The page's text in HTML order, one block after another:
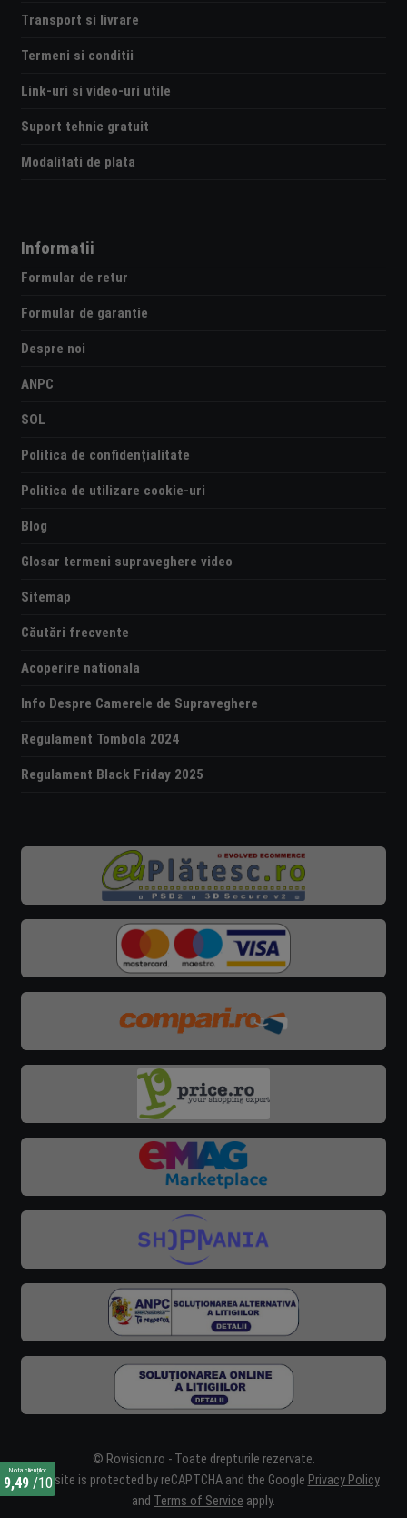
Transport si livrare
Termeni si conditii
Link-uri si video-uri utile
Suport tehnic gratuit
Modalitati de plata
Informatii
Formular de retur
Formular de garantie
Despre noi
ANPC
SOL
Politica de confidențialitate
Politica de utilizare cookie-uri
Blog
Glosar termeni supraveghere video
Sitemap
Căutări frecvente
Acoperire nationala
Info Despre Camerele de Supraveghere
Regulament Tombola 2024
Regulament Black Friday 2025
© Rovision.ro - Toate drepturile rezervate.
This site is protected by reCAPTCHA and the Google Privacy Policy
and Terms of Service apply.
Nota clienților
9,49/10